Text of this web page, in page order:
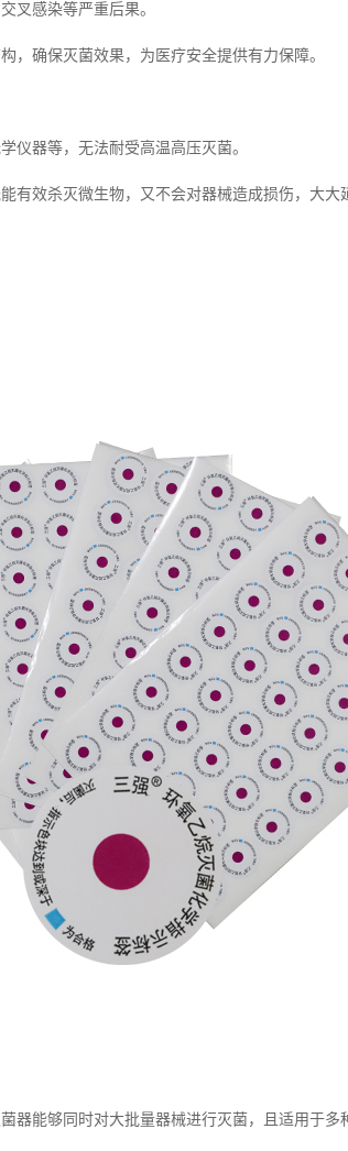
叉感染等严重后果。
，确保灭菌效果，为医疗安全提供有力保障。
仪器等，无法耐受高温高压灭菌。
有效杀灭微生物，又不会对器械造成损伤，大大
器能够同时对大批量器械进行灭菌，且适用于